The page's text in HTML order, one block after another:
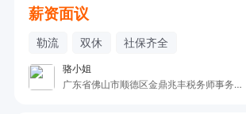
薪资面议
勒流 双休 社保齐全
骆小姐
广东省佛山市顺德区金鼎兆丰税务师事务所有限公司